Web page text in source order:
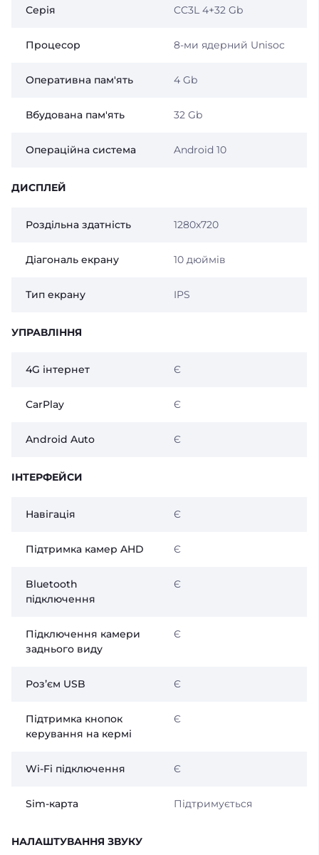
Серія CC3L 4+32 Gb
Процесор 8-ми ядерний Unisoc
Оперативна пам'ять 4 Gb
Вбудована пам'ять 32 Gb
Операційна система Android 10
ДИСПЛЕЙ
Роздільна здатність 1280x720
Діагональ екрану 10 дюймів
Тип екрану IPS
УПРАВЛІННЯ
4G інтернет Є
CarPlay Є
Android Auto Є
ІНТЕРФЕЙСИ
Навігація Є
Підтримка камер AHD Є
Bluetooth
підключення
Є
Підключення камери
заднього виду
Є
Розʼєм USB Є
Підтримка кнопок
керування на кермі
Є
Wi-Fi підключення Є
Sim-карта Підтримується
НАЛАШТУВАННЯ ЗВУКУ